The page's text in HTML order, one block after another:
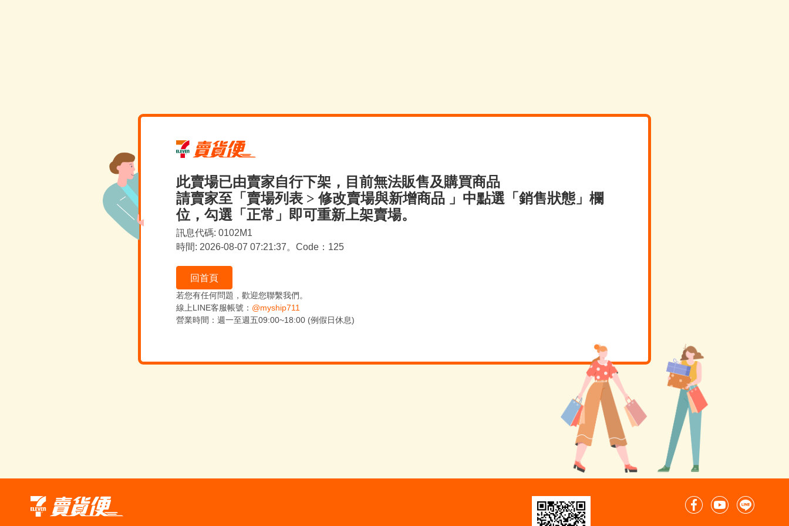
此賣場已由賣家自行下架，目前無法販售及購買商品
請賣家至「賣場列表 > 修改賣場與新增商品 」中點選「銷售狀態」欄
位，勾選「正常」即可重新上架賣場。
訊息代碼: 0102M1
時間: 2026-08-07 07:21:37。Code：125
回首頁
若您有任何問題，歡迎您聯繫我們。
線上LINE客服帳號： @myship711
營業時間：週一至週五09:00~18:00 (例假日休息)